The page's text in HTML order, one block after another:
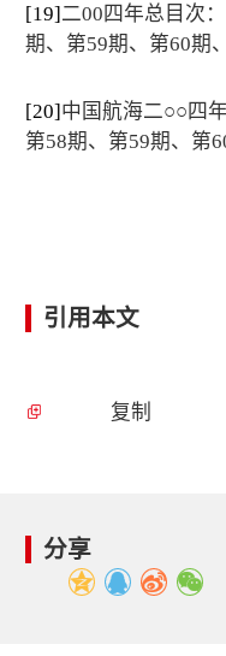
[19]二00四年总目次
期、第59期、第60期
[20]中国航海二○○四
第58期、第59期、第
引用本文
复制
分享